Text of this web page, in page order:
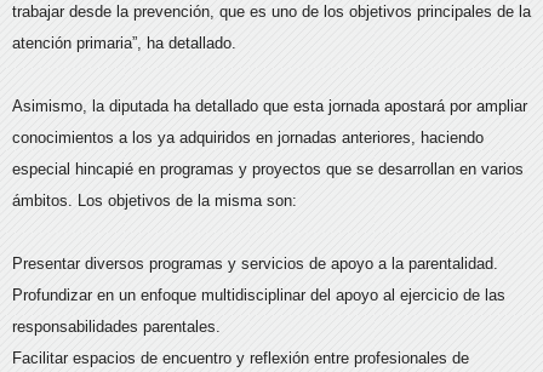
trabajar desde la prevención, que es uno de los objetivos principales de la
atención primaria”, ha detallado.
Asimismo, la diputada ha detallado que esta jornada apostará por ampliar
conocimientos a los ya adquiridos en jornadas anteriores, haciendo
especial hincapié en programas y proyectos que se desarrollan en varios
ámbitos. Los objetivos de la misma son:
Presentar diversos programas y servicios de apoyo a la parentalidad.
Profundizar en un enfoque multidisciplinar del apoyo al ejercicio de las
responsabilidades parentales.
Facilitar espacios de encuentro y reflexión entre profesionales de